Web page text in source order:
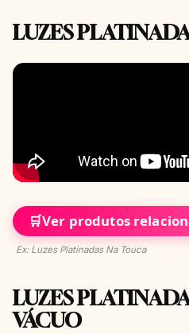
LUZES
🛒Ver produtos
Ex: Luzes Platinadas Na Touca
LUZES
VÁCUO